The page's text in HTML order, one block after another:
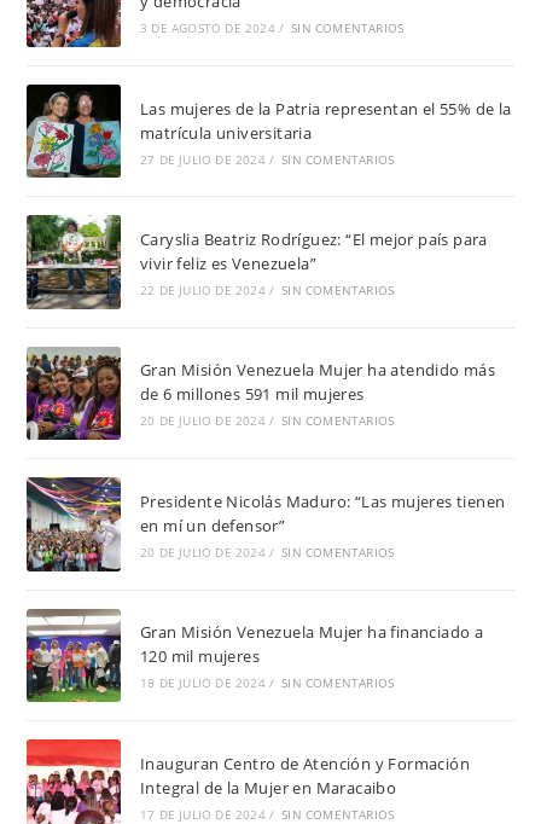
3 DE AGOSTO DE 2024 / SIN COMENTARIOS
Las mujeres de la Patria representan el 55% de la
matrícula universitaria
27 DE JULIO DE 2024 / SIN COMENTARIOS
Caryslia Beatriz Rodríguez: “El mejor país para
vivir feliz es Venezuela”
22 DE JULIO DE 2024 / SIN COMENTARIOS
Gran Misión Venezuela Mujer ha atendido más
de 6 millones 591 mil mujeres
20 DE JULIO DE 2024 / SIN COMENTARIOS
Presidente Nicolás Maduro: “Las mujeres tienen
en mí un defensor”
20 DE JULIO DE 2024 / SIN COMENTARIOS
Gran Misión Venezuela Mujer ha financiado a
120 mil mujeres
18 DE JULIO DE 2024 / SIN COMENTARIOS
Inauguran Centro de Atención y Formación
Integral de la Mujer en Maracaibo
17 DE JULIO DE 2024 / SIN COMENTARIOS